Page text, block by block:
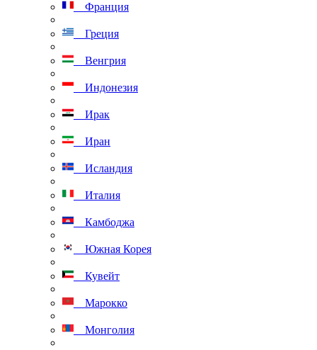
Франция
Греция
Венгрия
Индонезия
Ирак
Иран
Исландия
Италия
Камбоджа
Южная Корея
Кувейт
Марокко
Монголия